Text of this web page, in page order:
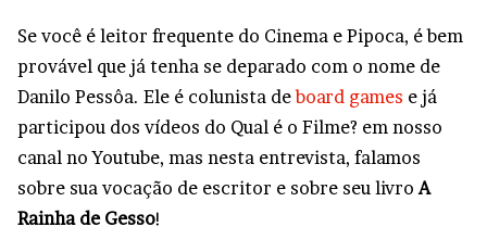
Se você é leitor frequente do Cinema e Pipoca, é bem
provável que já tenha se deparado com o nome de
Danilo Pessôa. Ele é colunista deboard games e já
participou dos vídeos do Qual é o Filme? em nosso
canal no Youtube, mas nesta entrevista, falamos
sobre sua vocação de escritor e sobre seu livroA
Rainha de Gesso!